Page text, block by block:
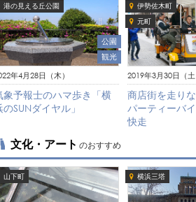
港の見える丘公園
公園
観光
年4月28日（木）
象予報士のハマ歩き「横
のSUNダイヤル」
伊勢佐木町
元町
2019年3月30日（土
商店街を走り
パーティーバ
快走
文化・アート のおすすめ
山下町 横浜三塔